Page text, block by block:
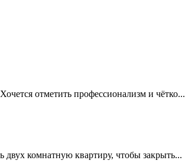
отметить профессионализм и чётко...
комнатную квартиру, чтобы закрыть...